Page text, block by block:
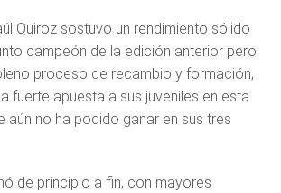
Quiroz sostuvo un rendimiento sólido
campeón de la edición anterior pero
proceso de recambio y formación,
fuerte apuesta a sus juveniles en esta
aún no ha podido ganar en sus tres
de principio a fin, con mayores